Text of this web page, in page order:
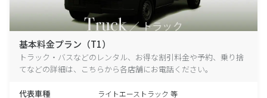
基本料金プラン（T1）
トラック・バスなどのレンタル、お得な割引料金や予約、乗り捨
てなどの詳細は、こちらから各店舗にお電話ください。
代表車種 ライトエーストラック 等